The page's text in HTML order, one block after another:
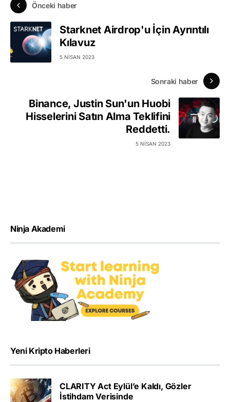
Önceki haber
Starknet Airdrop'u İçin Ayrıntılı
Kılavuz
5 NISAN 2023
Sonraki haber
Binance, Justin Sun'un Huobi
Hisselerini Satın Alma Teklifini
Reddetti.
5 NISAN 2023
Ninja Akademi
Yeni Kripto Haberleri
CLARITY Act Eylül’e Kaldı, Gözler
İstihdam Verisinde